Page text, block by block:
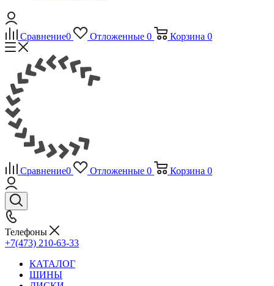
Сравнение0 Отложенные 0 Корзина 0
Сравнение0 Отложенные 0 Корзина 0
Телефоны
+7(473) 210-63-33
КАТАЛОГ
ШИНЫ